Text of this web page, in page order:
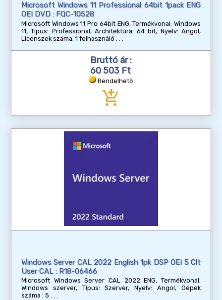
Microsoft Windows 11 Professional 64bit 1pack ENG
OEI DVD : FQC-10528
Microsoft Windows 11 Pro 64bit ENG, Termékvonal: Windows
11, Típus: Professional, Architektúra: 64 bit, Nyelv: Angol,
Licenszek száma: 1 felhasználó
Bruttó ár :
60 503 Ft
Rendelhető
add_shopping_cart
Windows Server CAL 2022 English 1pk DSP OEI 5 Clt
User CAL : R18-06466
Microsoft Windows Server CAL 2022 ENG, Termékvonal:
Windows szerver, Típus: Szerver, Nyelv: Angol, Gépek
száma : 5